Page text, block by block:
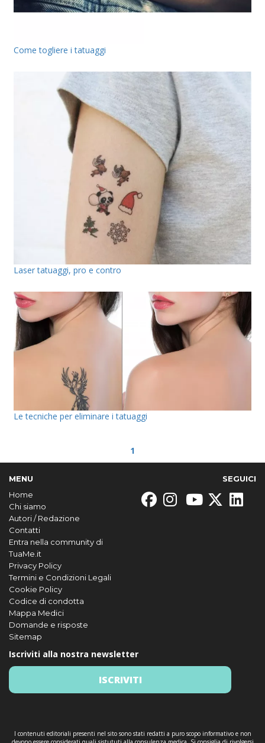
Come togliere i tatuaggi
Laser tatuaggi, pro e contro
Le tecniche per eliminare i tatuaggi
1
MENU
Home
Chi siamo
Autori / Redazione
Contatti
Entra nella community di
TuaMe.it
Privacy Policy
Termini e Condizioni Legali
Cookie Policy
Codice di condotta
Mappa Medici
Domande e risposte
Sitemap
SEGUICI
Iscriviti alla nostra newsletter
ISCRIVITI
I contenuti editoriali presenti nel sito sono stati redatti a puro scopo informativo e non